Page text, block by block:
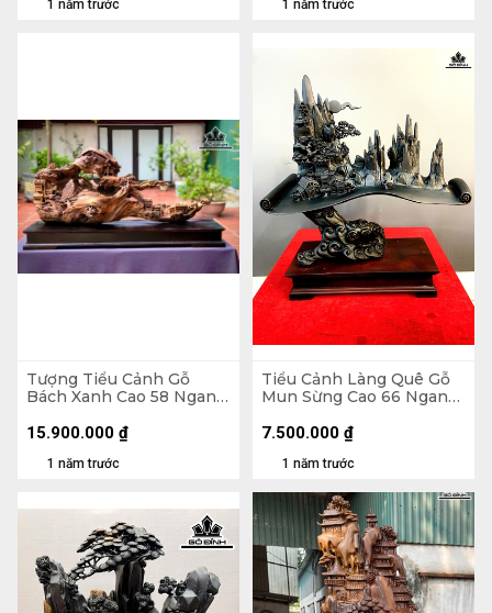
1 năm trước 1 năm trước
Tượng Tiểu Cảnh Gỗ
Bách Xanh Cao 58 Ngang
1 năm trước
15.900.000 ₫
Tiểu Cảnh Làng Quê Gỗ
Mun Sừng Cao 66 Ngang
1 năm trước
7.500.000 ₫